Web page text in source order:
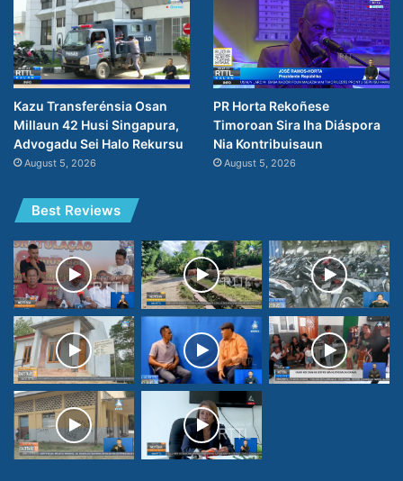
Kazu Transferénsia Osan
Millaun 42 Husi Singapura,
Advogadu Sei Halo Rekursu
August 5, 2026
PR Horta Rekoñese
Timoroan Sira Iha Diáspora
Nia Kontribuisaun
August 5, 2026
Best Reviews